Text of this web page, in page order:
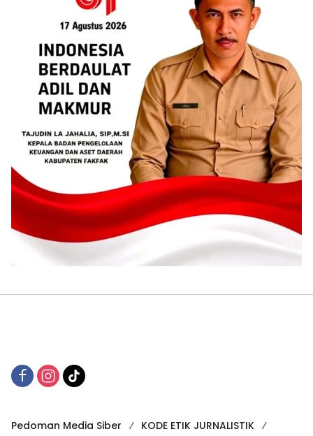
Pedoman Media Siber KODE ETIK JURNALISTIK